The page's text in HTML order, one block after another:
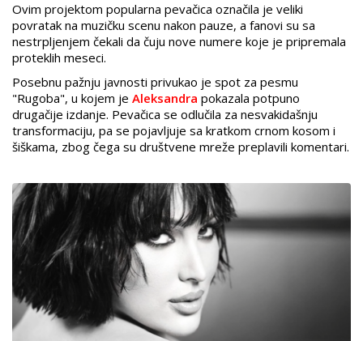
Ovim projektom popularna pevačica označila je veliki
povratak na muzičku scenu nakon pauze, a fanovi su sa
nestrpljenjem čekali da čuju nove numere koje je pripremala
proteklih meseci.
Posebnu pažnju javnosti privukao je spot za pesmu
"Rugoba", u kojem je Aleksandra pokazala potpuno
drugačije izdanje. Pevačica se odlučila za nesvakidašnju
transformaciju, pa se pojavljuje sa kratkom crnom kosom i
šiškama, zbog čega su društvene mreže preplavili komentari.